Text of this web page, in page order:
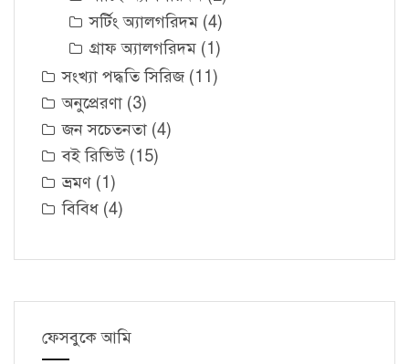
সর্টিং অ্যালগরিদম (4)
গ্রাফ অ্যালগরিদম (1)
সংখ্যা পদ্ধতি সিরিজ (11)
অনুপ্রেরণা (3)
জন সচেতনতা (4)
বই রিভিউ (15)
ভ্রমণ (1)
বিবিধ (4)
ফেসবুকে আমি